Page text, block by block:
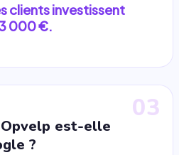
clients investissent
000 €.
03
est-elle
?